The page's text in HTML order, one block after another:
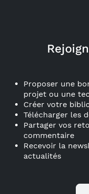
Proposer une
projet ou une
Créer votre
Télécharger les
Partager vos
commentaire
Recevoir la
actualités